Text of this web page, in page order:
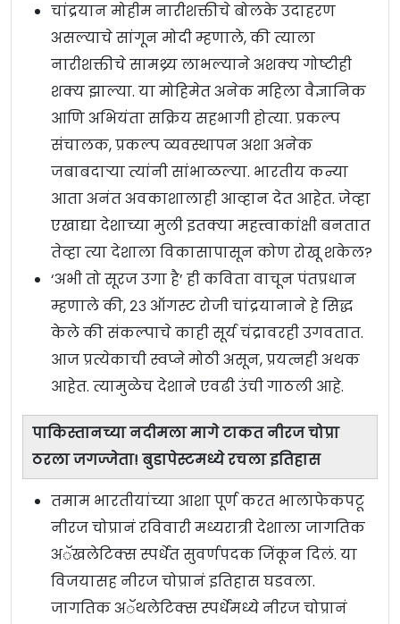
चांद्रयान मोहीम नारीशक्तीचे बोलके उदाहरण
असल्याचे सांगून मोदी म्हणाले, की त्याला
नारीशक्तीचे सामथ्र्य लाभल्याने अशक्य गोष्टीही
शक्य झाल्या. या मोहिमेत अनेक महिला वैज्ञानिक
आणि अभियंता सक्रिय सहभागी होत्या. प्रकल्प
संचालक, प्रकल्प व्यवस्थापन अशा अनेक
जबाबदाऱ्या त्यांनी सांभाळल्या. भारतीय कन्या
आता अनंत अवकाशालाही आव्हान देत आहेत. जेव्हा
एखाद्या देशाच्या मुली इतक्या महत्त्वाकांक्षी बनतात
तेव्हा त्या देशाला विकासापासून कोण रोखू शकेल?
‘अभी तो सूरज उगा है’ ही कविता वाचून पंतप्रधान
म्हणाले की, २३ ऑगस्ट रोजी चांद्रयानाने हे सिद्ध
केले की संकल्पाचे काही सूर्य चंद्रावरही उगवतात.
आज प्रत्येकाची स्वप्ने मोठी असून, प्रयत्नही अथक
आहेत. त्यामुळेच देशाने एवढी उंची गाठली आहे.
पाकिस्तानच्या नदीमला मागे टाकत नीरज चोप्रा
ठरला जगज्जेता! बुडापेस्टमध्ये रचला इतिहास
तमाम भारतीयांच्या आशा पूर्ण करत भालाफेकपटू
नीरज चोप्रानं रविवारी मध्यरात्री देशाला जागतिक
अॅखलेटिक्स स्पर्धेत सुवर्णपदक जिंकून दिलं. या
विजयासह नीरज चोप्रानं इतिहास घडवला.
जागतिक अॅथलेटिक्स स्पर्धेमध्ये नीरज चोप्रानं